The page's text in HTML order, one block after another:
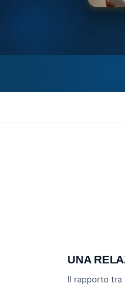
UNA
Il rapporto tra